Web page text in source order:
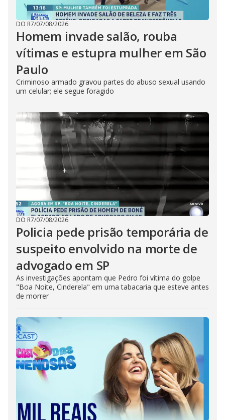
DO R7/07/08/2026
Homem invade salão, rouba
vítimas e estupra mulher em São
Paulo
Criminoso armado gravou partes do abuso sexual usando
um celular; ele segue foragido
DO R7/07/08/2026
Policia pede prisão temporária de
suspeito envolvido na morte de
advogado em SP
As investigações apontam que Pedro foi vítima do golpe
"Boa Noite, Cinderela" em uma tabacaria que esteve antes
de morrer